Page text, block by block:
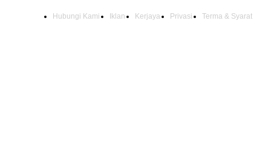
Hubungi Kami Iklan Kerjaya Privasi Terma & Syarat